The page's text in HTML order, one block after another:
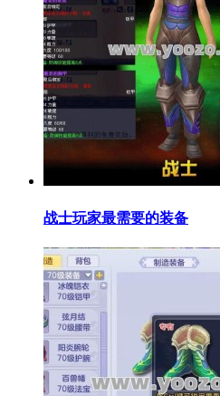
战士玩家最需要的装备